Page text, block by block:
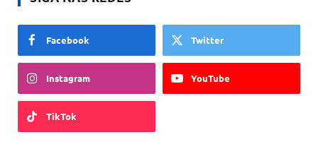
Facebook Twitter
Instagram YouTube
TikTok